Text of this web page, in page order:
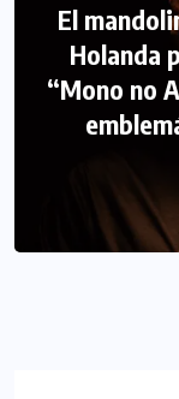
El
Holanda
“Mono no